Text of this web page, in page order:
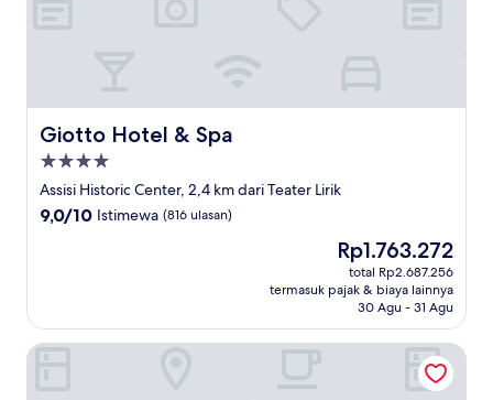
Giotto Hotel & Spa
Giotto Hotel & Spa
Properti
bintang
4.0
Assisi Historic Center, 2,4 km dari Teater Lirik
9.0
9,0/10 Istimewa (816 ulasan)
Harga
sekarang
Rp1.763.272
Rp1.763.272
total Rp2.687.256
termasuk pajak & biaya lainnya
30 Agu - 31 Agu
Borgo Antichi Orti Assisi